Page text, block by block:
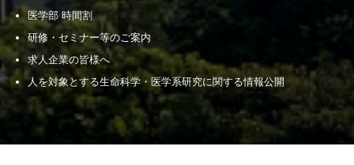
医学部 時間割
研修・セミナー等のご案内
求人企業の皆様へ
人を対象とする生命科学・医学系研究に関する情報公開